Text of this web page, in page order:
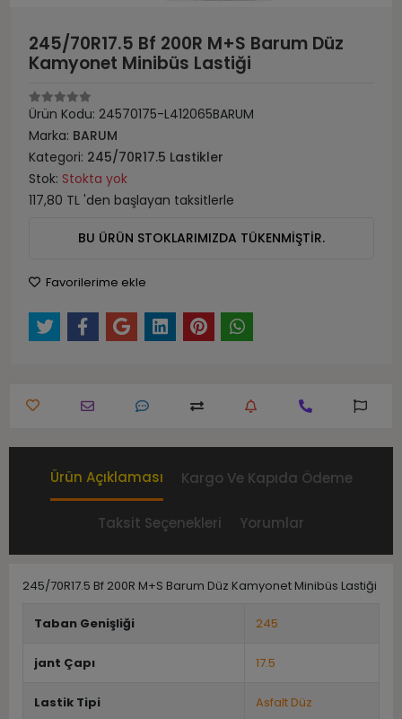
245/70R17.5 Bf 200R M+S Barum Düz
Kamyonet Minibüs Lastiği
Ürün Kodu: 24570175-L412065BARUM
Marka: BARUM
Kategori: 245/70R17.5 Lastikler
Stok: Stokta yok
117,80 TL 'den başlayan taksitlerle
BU ÜRÜN STOKLARIMIZDA TÜKENMİŞTİR.
Favorilerime ekle
Ürün Açıklaması Kargo Ve Kapıda Ödeme
Taksit Seçenekleri Yorumlar
245/70R17.5 Bf 200R M+S Barum Düz Kamyonet Minibüs Lastiği
Taban Genişliği 245
jant Çapı 17.5
Lastik Tipi Asfalt Düz